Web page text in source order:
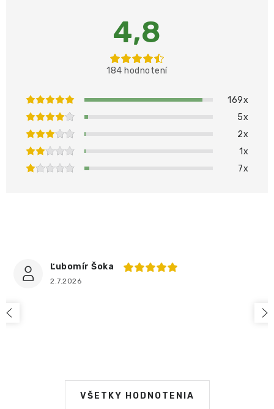
4,8
184 hodnotení
169x
5x
2x
1x
7x
Ľubomír Šoka
2.7.2026
VŠETKY HODNOTENIA